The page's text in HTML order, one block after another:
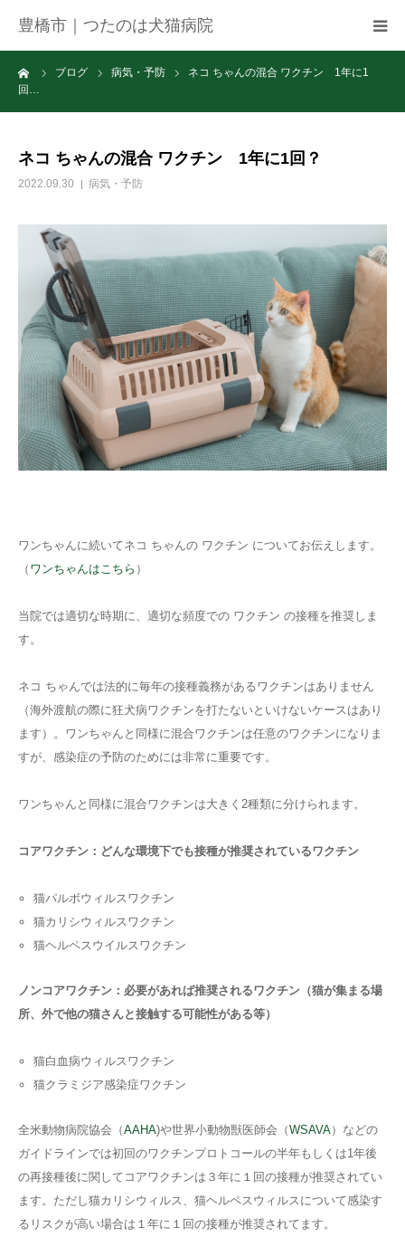
豊橋市｜つたのは犬猫病院
ブログ 病気・予防
ネコ ちゃんの混合 ワクチン 1年に1
回…
ネコ ちゃんの混合 ワクチン 1年に1回？
2022.09.30 病気・予防
ワンちゃんに続いてネコ ちゃんの ワクチン についてお伝えします。
（ ワンちゃんはこちら ）
当院では適切な時期に、適切な頻度での ワクチン の接種を推奨しま
す。
ネコ ちゃんでは法的に毎年の接種義務があるワクチンはありません
（海外渡航の際に狂犬病ワクチンを打たないといけないケースはあり
ます）。ワンちゃんと同様に混合ワクチンは任意のワクチンになりま
すが、感染症の予防のためには非常に重要です。
ワンちゃんと同様に混合ワクチンは大きく2種類に分けられます。
コアワクチン：どんな環境下でも接種が推奨されているワクチン
猫パルボウィルスワクチン
猫カリシウィルスワクチン
猫ヘルペスウイルスワクチン
ノンコアワクチン：必要があれば推奨されるワクチン（猫が集まる場
所、外で他の猫さんと接触する可能性がある等）
猫白血病ウィルスワクチン
猫クラミジア感染症ワクチン
全米動物病院協会（AAHA)や世界小動物獣医師会（WSAVA）などの
ガイドラインでは初回のワクチンプロトコールの半年もしくは1年後
の再接種後に関してコアワクチンは３年に１回の接種が推奨されてい
ます。ただし猫カリシウィルス、猫ヘルペスウィルスについて感染す
るリスクが高い場合は１年に１回の接種が推奨されてます。
病院紹介
ネット予約
お知らせ
ブログ
お問い合わせ